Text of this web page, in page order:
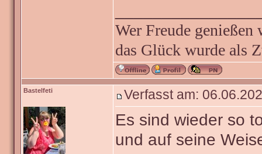
Wer Freude
das Glück wurde als
Bastelfeti Verfasst am:
Es sind wieder so
und auf seine